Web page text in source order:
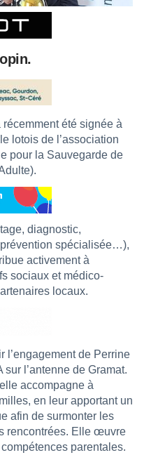
été signée à
lotois de l’association
pour la Sauvegarde de
diagnostic,
spécialisée…),
activement à
sociaux et médico-
locaux.
l’engagement de Perrine
l’antenne de Gramat.
accompagne à
en leur apportant un
afin de surmonter les
rencontrées. Elle œuvre
parentales.